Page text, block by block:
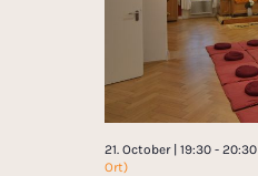
21. October | 19:30- 20:30
Ort)